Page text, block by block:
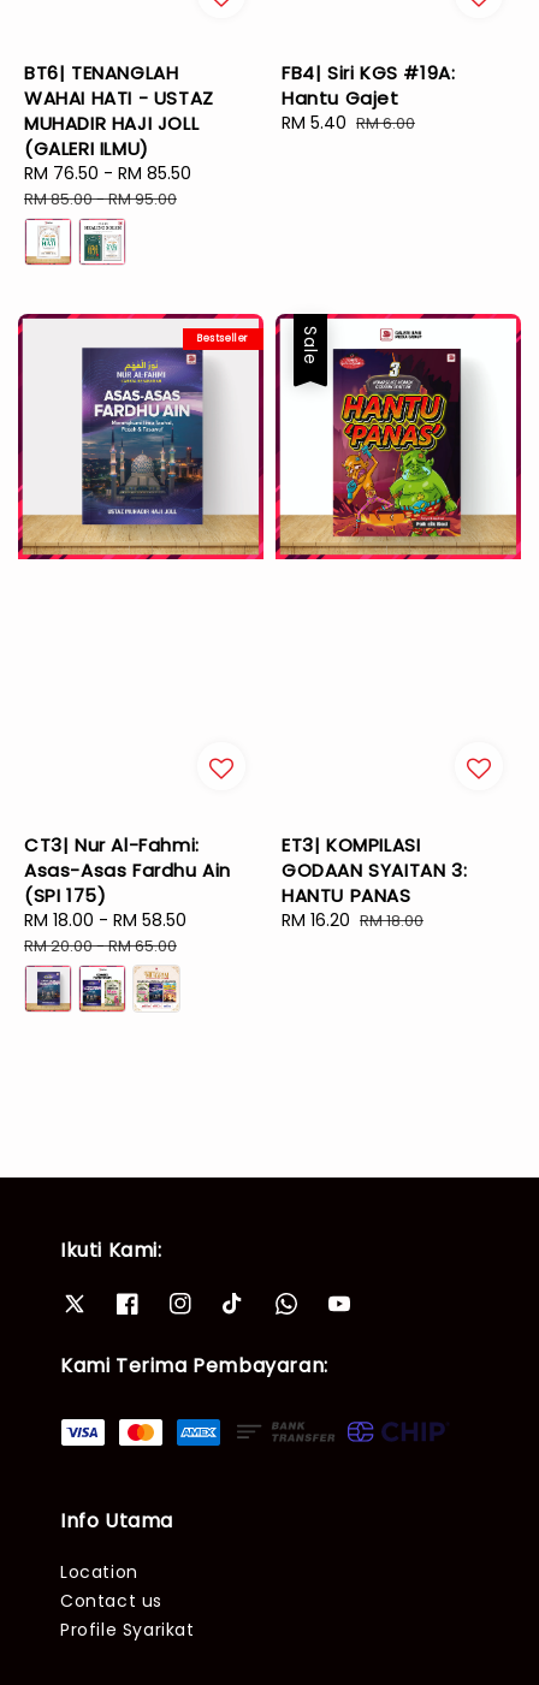
BT6| TENANGLAH
WAHAI HATI - USTAZ
MUHADIR HAJI JOLL
(GALERI ILMU)
Sale
price
RM 76.50 - RM 85.50
RM 85.00-RM 95.00
FB4| Siri KGS #19A:
Hantu Gajet
Sale
RM 5.40 Regular
RM 6.00
Bestseller
CT3| Nur Al-Fahmi:
Asas-Asas Fardhu Ain
(SPI 175)
Sale
price
RM 18.00 - RM 58.50
RM 20.00-RM 65.00
Sale
ET3| KOMPILASI
GODAAN SYAITAN 3:
HANTU PANAS
Sale
RM 16.20 Regular
RM 18.00
Ikuti Kami:
Kami Terima Pembayaran:
Info Utama
Location
Contact us
Profile Syarikat